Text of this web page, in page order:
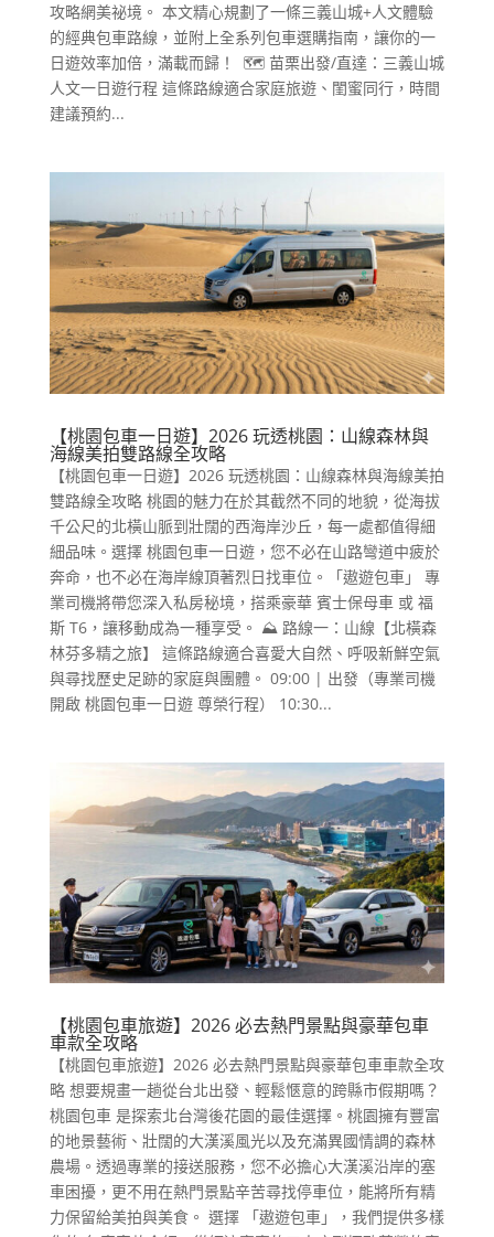
攻略網美祕境。 本文精心規劃了一條三義山城+人文體驗
的經典包車路線，並附上全系列包車選購指南，讓你的一
日遊效率加倍，滿載而歸！ 🗺️ 苗栗出發/直達：三義山城
人文一日遊行程 這條路線適合家庭旅遊、閨蜜同行，時間
建議預約...
【桃園包車一日遊】2026 玩透桃園：山線森林與
海線美拍雙路線全攻略
【桃園包車一日遊】2026 玩透桃園：山線森林與海線美拍
雙路線全攻略 桃園的魅力在於其截然不同的地貌，從海拔
千公尺的北橫山脈到壯闊的西海岸沙丘，每一處都值得細
細品味。選擇 桃園包車一日遊，您不必在山路彎道中疲於
奔命，也不必在海岸線頂著烈日找車位。「遨遊包車」 專
業司機將帶您深入私房秘境，搭乘豪華 賓士保母車 或 福
斯 T6，讓移動成為一種享受。 ⛰️ 路線一：山線【北橫森
林芬多精之旅】 這條路線適合喜愛大自然、呼吸新鮮空氣
與尋找歷史足跡的家庭與團體。 09:00 | 出發（專業司機
開啟 桃園包車一日遊 尊榮行程） 10:30...
【桃園包車旅遊】2026 必去熱門景點與豪華包車
車款全攻略
【桃園包車旅遊】2026 必去熱門景點與豪華包車車款全攻
略 想要規畫一趟從台北出發、輕鬆愜意的跨縣市假期嗎？
桃園包車 是探索北台灣後花園的最佳選擇。桃園擁有豐富
的地景藝術、壯闊的大漢溪風光以及充滿異國情調的森林
農場。透過專業的接送服務，您不必擔心大漢溪沿岸的塞
車困擾，更不用在熱門景點辛苦尋找停車位，能將所有精
力保留給美拍與美食。 選擇 「遨遊包車」，我們提供多樣